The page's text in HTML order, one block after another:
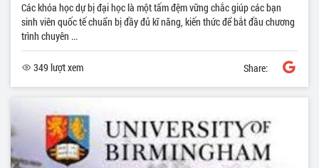
Các khóa học dự bị đại học là một tấm đệm vững chắc giúp các bạn
sinh viên quốc tế chuẩn bị đầy đủ kĩ năng, kiến thức để bắt đầu chương
trình chuyên ...
349 lượt xem Share: